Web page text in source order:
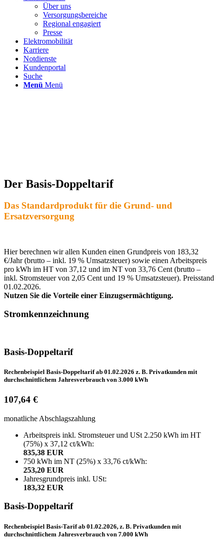
Über uns
Versorgungsbereiche
Regional engagiert
Presse
Elektromobilität
Karriere
Notdienste
Kundenportal
Suche
Menü Menü
Der Basis-Doppeltarif
Das Standardprodukt für die Grund- und
Ersatzversorgung
Hier berechnen wir allen Kunden einen Grundpreis von 183,32
€/Jahr (brutto – inkl. 19 % Umsatzsteuer) sowie einen Arbeitspreis
pro kWh im HT von 37,12 und im NT von 33,76 Cent (brutto –
inkl. Stromsteuer von 2,05 Cent und 19 % Umsatzsteuer). Preisstand
01.02.2026.
Nutzen Sie die Vorteile einer Einzugsermächtigung.
Stromkennzeichnung
Basis-Doppeltarif
Rechenbeispiel Basis-Doppeltarif ab 01.02.2026 z. B. Privatkunden mit
durchschnittlichem Jahresverbrauch von 3.000 kWh
107,64 €
monatliche Abschlagszahlung
Arbeitspreis inkl. Stromsteuer und USt 2.250 kWh im HT
(75%) x 37,12 ct/kWh:
835,38 EUR
750 kWh im NT (25%) x 33,76 ct/kWh:
253,20 EUR
Jahresgrundpreis inkl. USt:
183,32 EUR
Basis-Doppeltarif
Rechenbeispiel Basis-Tarif ab 01.02.2026, z. B. Privatkunden mit
durchschnittlichem Jahresverbrauch von 7.000 kWh